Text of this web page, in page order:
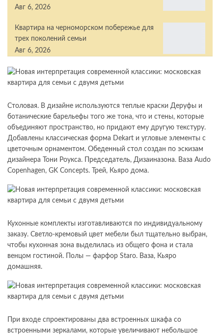
Авг 6, 2026
Квартира на черноморском побережье для
трех поколений семьи
Авг 6, 2026
Столовая. В дизайне используются теплые краски Деруфы и
ботанические барельефы того же тона, что и стены, которые
объединяют пространство, но придают ему другую текстуру.
Добавлены классическая форма Dekart и угловые элементы с
цветочным орнаментом. Обеденный стол создан по эскизам
дизайнера Тони Роукса. Председатель, Дизаиназона. Ваза Audo
Copenhagen, GK Concepts. Трей, Кьяро дома.
Кухонные комплекты изготавливаются по индивидуальному
заказу. Светло-кремовый цвет мебели был тщательно выбран,
чтобы кухонная зона выделилась из общего фона и стала
венцом гостиной. Полы — фарфор Staro. Ваза, Кьяро
домашняя.
При входе спроектированы два встроенных шкафа со
встроенными зеркалами, которые увеличивают небольшое